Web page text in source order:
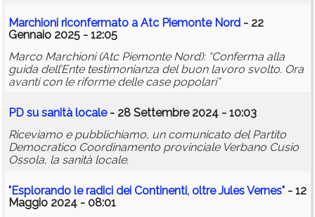
Marchioni riconfermato a Atc Piemonte Nord - 22
Gennaio 2025 - 12:05
Marco Marchioni (Atc Piemonte Nord): “Conferma alla
guida dell’Ente testimonianza del buon lavoro svolto. Ora
avanti con le riforme delle case popolari”
PD su sanità locale- 28 Settembre 2024 - 10:03
Riceviamo e pubblichiamo, un comunicato del Partito
Democratico Coordinamento provinciale Verbano Cusio
Ossola, la sanità locale.
"Esplorando le radici dei Continenti, oltre Jules Vernes" - 12
Maggio 2024 - 08:01